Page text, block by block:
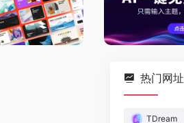
热门网址
TDream